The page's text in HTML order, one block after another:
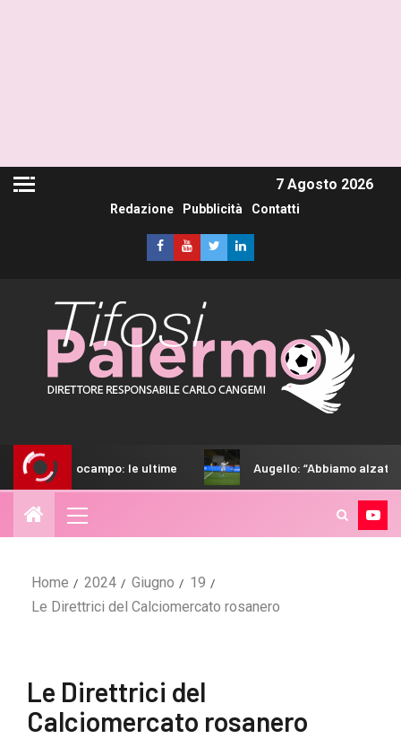
7 Agosto 2026
Redazione Pubblicità Contatti
le ultime Augello: “Abbiamo alzato il livello.
Home 2024 Giugno
19
Le Direttrici del Calciomercato rosanero
Le Direttrici del
Calciomercato rosanero